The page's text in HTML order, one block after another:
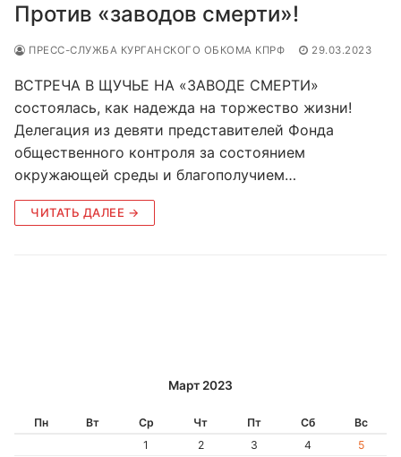
Против «заводов смерти»!
ПРЕСС-СЛУЖБА КУРГАНСКОГО ОБКОМА КПРФ 29.03.2023
ВСТРЕЧА В ЩУЧЬЕ НА «ЗАВОДЕ СМЕРТИ»
состоялась, как надежда на торжество жизни!
Делегация из девяти представителей Фонда
общественного контроля за состоянием
окружающей среды и благополучием…
ЧИТАТЬ ДАЛЕЕ →
Март 2023
Пн Вт Ср Чт Пт Сб
Вс
1
2 3 4
5